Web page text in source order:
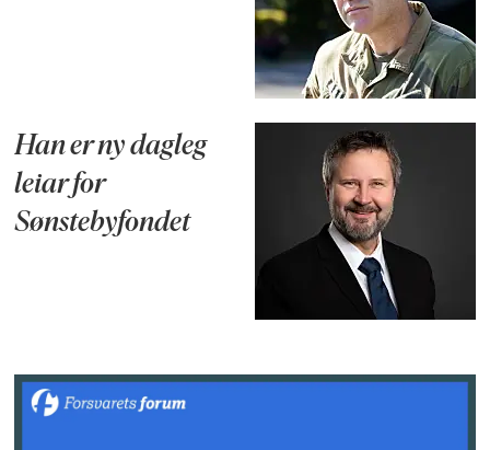
Han er ny dagleg
leiar for
Sønstebyfondet